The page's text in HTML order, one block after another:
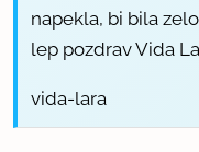
napekla, bi bila
lep pozdrav Vida
vida-lara